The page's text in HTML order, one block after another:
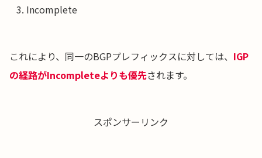
Incomplete
これにより、同一のBGPプレフィックスに対しては、 IGP
の経路がIncompleteよりも優先されます。
スポンサーリンク